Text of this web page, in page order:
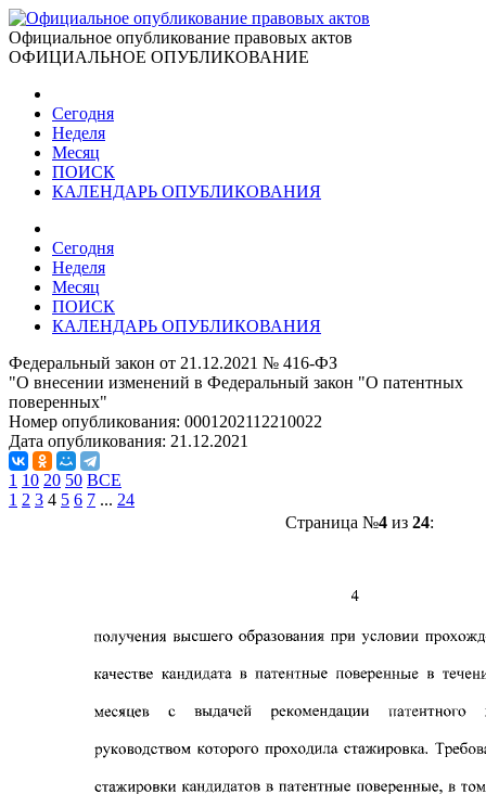
Официальное опубликование правовых актов
ОФИЦИАЛЬНОЕ ОПУБЛИКОВАНИЕ
Сегодня
Неделя
Месяц
ПОИСК
КАЛЕНДАРЬ ОПУБЛИКОВАНИЯ
Сегодня
Неделя
Месяц
ПОИСК
КАЛЕНДАРЬ ОПУБЛИКОВАНИЯ
Федеральный закон от 21.12.2021 № 416-ФЗ
"О внесении изменений в Федеральный закон "О патентных
поверенных"
Номер опубликования: 0001202112210022
Дата опубликования: 21.12.2021
1 10 20 50 ВСЕ
1 2 3 4 5 6 7 ... 24
Страница №4из 24: